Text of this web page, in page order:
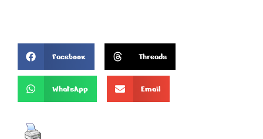
Facebook Threads
WhatsApp Email